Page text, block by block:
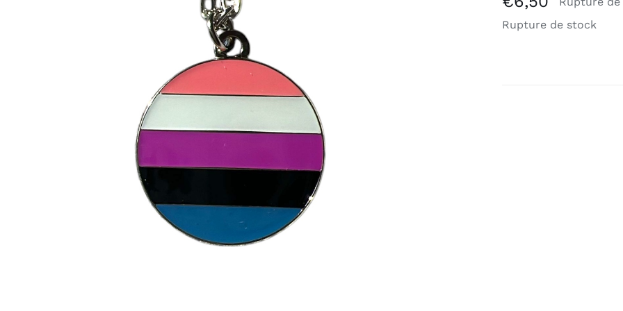
Rupture de stock